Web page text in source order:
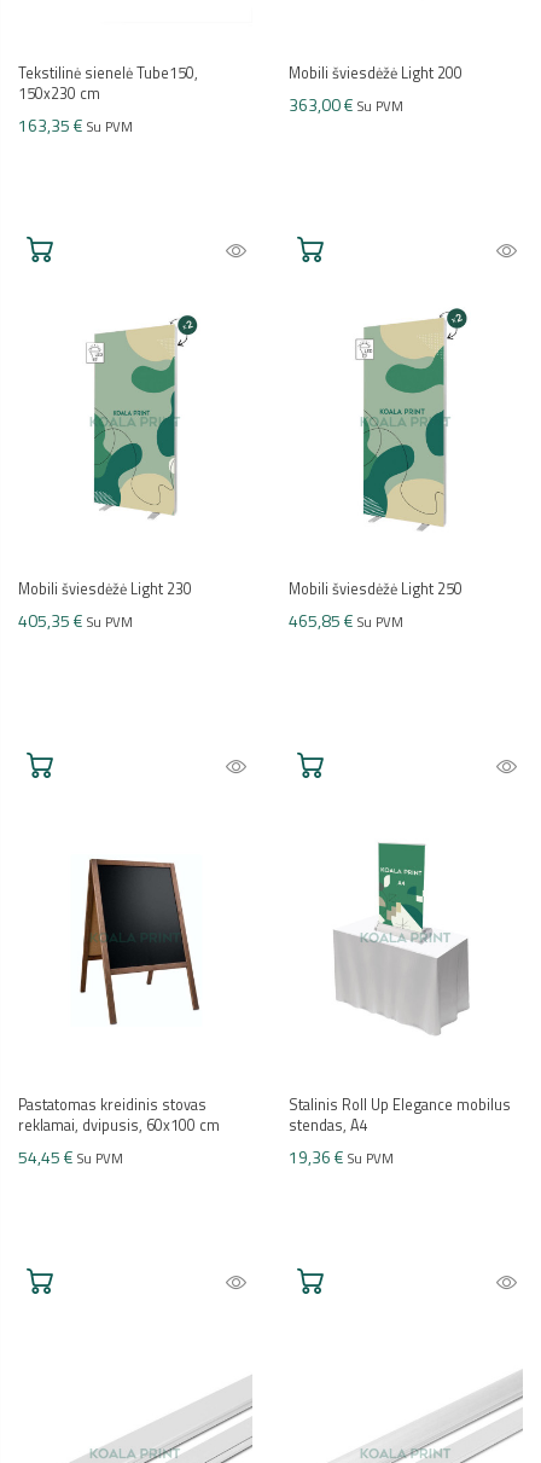
Tekstilinė sienelė Tube150,
150x230 cm
163,35 € Su PVM
Mobili šviesdėžė Light 200
363,00 € Su PVM
Mobili šviesdėžė Light 230
405,35 € Su PVM
Mobili šviesdėžė Light 250
465,85 € Su PVM
Pastatomas kreidinis stovas
reklamai, dvipusis, 60x100 cm
54,45 € Su PVM
Stalinis Roll Up Elegance mobilus
stendas, A4
19,36 € Su PVM